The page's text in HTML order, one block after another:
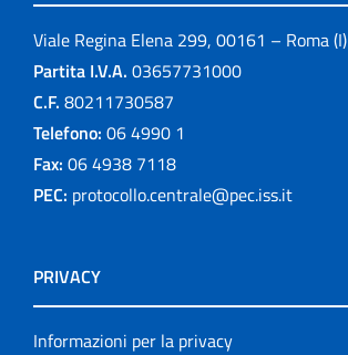
Viale Regina Elena 299, 00161 – Roma (I)
Partita I.V.A. 03657731000
C.F. 80211730587
Telefono: 06 4990 1
Fax: 06 4938 7118
PEC: protocollo.centrale@pec.iss.it
PRIVACY
Informazioni per la privacy